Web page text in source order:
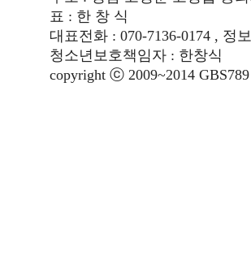
표 : 한 창 식
대표전화 : 070-7136-0174 , 정
청소년보호책임자 : 한창식
copyright ⓒ 2009~2014